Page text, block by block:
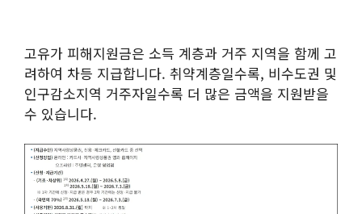
고유가 피해지원금은 소득 계층과 거주 지역을 함께 고
려하여 차등 지급합니다. 취약계층일수록, 비수도권 및
인구감소지역 거주자일수록 더 많은 금액을 지원받을
수 있습니다.